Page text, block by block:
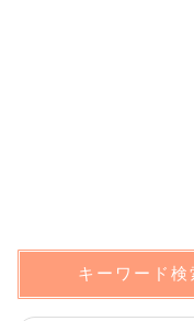
キーワード